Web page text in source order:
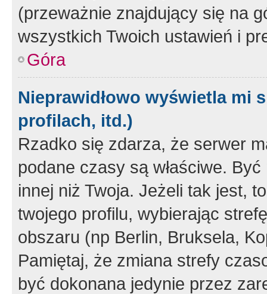
(przeważnie znajdujący się na
wszystkich Twoich ustawień i
Góra
Nieprawidłowo wyświetla mi
profilach, itd.)
Rzadko się zdarza, że serwer
podane czasy są właściwe.
innej niż Twoja. Jeżeli tak jest,
twojego profilu, wybierając
obszaru (np Berlin, Bruksela,
Pamiętaj, że zmiana strefy
być dokonana jedynie przez